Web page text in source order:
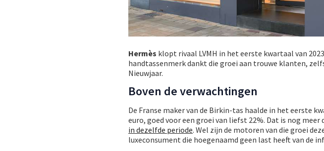
Hermès klopt rivaal LVMH in het eerste kwartaal van
handtassenmerk dankt die groei aan trouwe klanten,
Nieuwjaar.
Boven de verwachtingen
De Franse maker van de Birkin-tas haalde in het eerste
euro, goed voor een groei van liefst 22%. Dat is nog meer
in dezelfde periode. Wel zijn de motoren van die groei
luxeconsument die hoegenaamd geen last heeft van de